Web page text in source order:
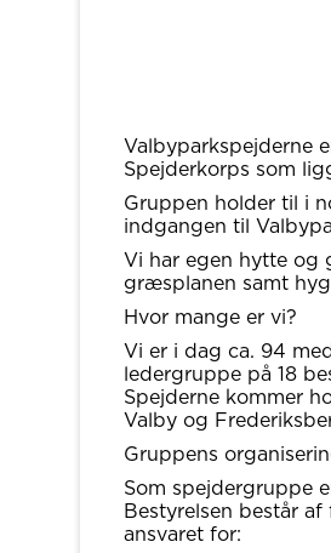
Valbyparkspejderne
Spejderkorps som
Gruppen holder til i
indgangen til
Vi har egen hytte og
græsplanen samt
Hvor mange er vi?
Vi er i dag ca. 94
ledergruppe på 18
Spejderne kommer
Valby og
Gruppens
Som spejdergruppe
Bestyrelsen består
ansvaret for: